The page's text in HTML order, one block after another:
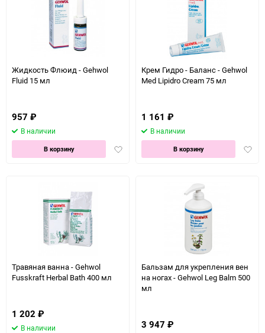
Жидкость Флюид - Gehwol
Fluid 15 мл
957 ₽
В наличии
Добавить
В корзину
Крем Гидро - Баланс - Gehwol
Med Lipidro Cream 75 мл
1 161 ₽
В наличии
В корзину
Травяная ванна - Gehwol
Fusskraft Herbal Bath 400 мл
1 202 ₽
В наличии
Бальзам для укрепления вен
на ногах - Gehwol Leg Balm 500
мл
3 947 ₽